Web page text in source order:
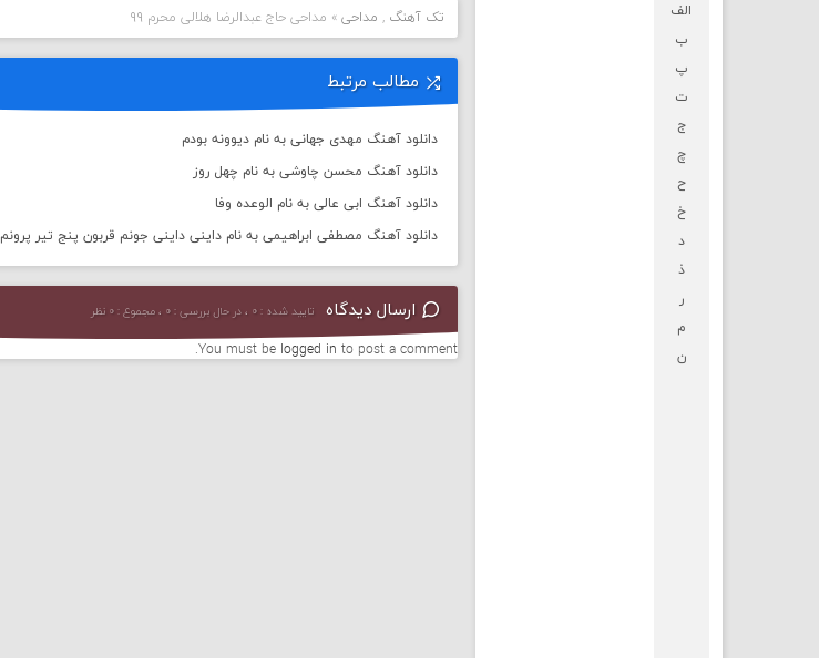
تک آهنگ , مداحی » مداحی حاج عبدالرضا هلالی محرم ۹۹
مطالب مرتبط
دانلود آهنگ مهدی جهانی به نام دیوونه بودم
دانلود آهنگ محسن چاوشی به نام چهل روز
دانلود آهنگ ابی عالی به نام الوعده وفا
دانلود آهنگ مصطفی ابراهیمی به نام داینی داینی جونم قربون پنج تیر پرونم
ارسال دیدگاه تایید شده : ۰ ، در حال بررسی : ۰ ، مجموع : ۰ نظر
You must be logged in to post a comment.
الف
ب
پ
ت
ج
چ
ح
خ
د
ذ
ر
م
ن